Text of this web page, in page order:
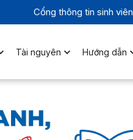
Cổng thông tin sinh viên
Tài nguyên Hướng dẫn